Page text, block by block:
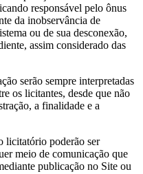
responsável pelo ônus
da inobservância de
ou de sua desconexão,
assim considerado das
serão sempre interpretadas
os licitantes, desde que não
a finalidade e a
licitatório poderão ser
meio de comunicação que
publicação no Site ou